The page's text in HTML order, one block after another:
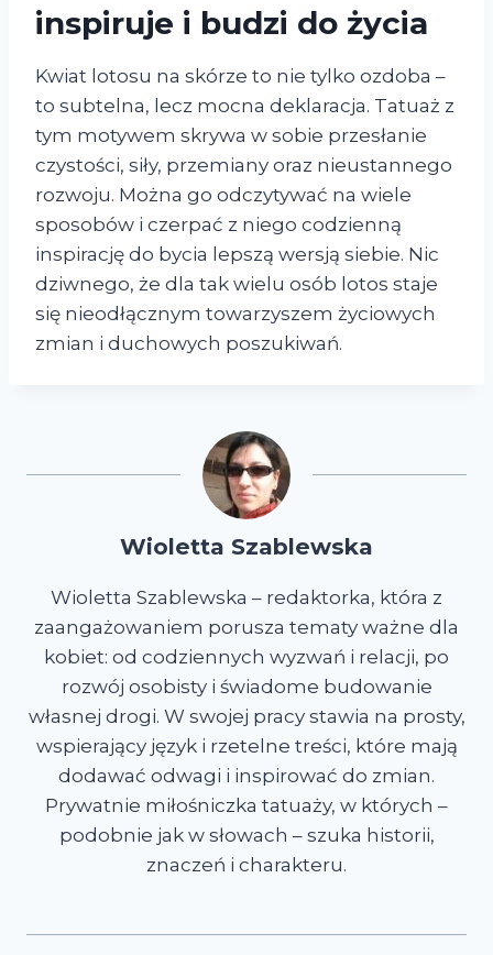
inspiruje i budzi do życia
Kwiat lotosu na skórze to nie tylko ozdoba –
to subtelna, lecz mocna deklaracja. Tatuaż z
tym motywem skrywa w sobie przesłanie
czystości, siły, przemiany oraz nieustannego
rozwoju. Można go odczytywać na wiele
sposobów i czerpać z niego codzienną
inspirację do bycia lepszą wersją siebie. Nic
dziwnego, że dla tak wielu osób lotos staje
się nieodłącznym towarzyszem życiowych
zmian i duchowych poszukiwań.
Wioletta Szablewska
Wioletta Szablewska – redaktorka, która z
zaangażowaniem porusza tematy ważne dla
kobiet: od codziennych wyzwań i relacji, po
rozwój osobisty i świadome budowanie
własnej drogi. W swojej pracy stawia na prosty,
wspierający język i rzetelne treści, które mają
dodawać odwagi i inspirować do zmian.
Prywatnie miłośniczka tatuaży, w których –
podobnie jak w słowach – szuka historii,
znaczeń i charakteru.